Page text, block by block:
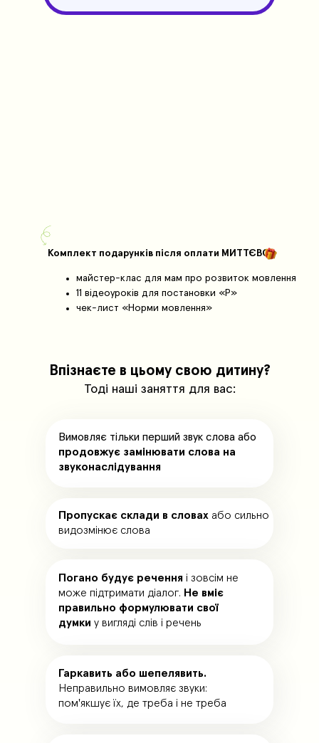
Комплект подарунків після оплати МИТТЄВО:
майстер-клас для мам про розвиток мовлення
11 відеоуроків для постановки «Р»
чек-лист «Норми мовлення»
Вимовляє тільки перший звук слова або
продовжує замінювати слова на
звуконаслідування
Пропускає склади в словах або сильно
видозмінює слова
Погано будує речення і зовсім не
може підтримати діалог. Не вміє
правильно формулювати свої
думки у вигляді слів і речень
Гаркавить або шепелявить.
Неправильно вимовляє звуки:
пом'якшує їх, де треба і не треба
Впізнаєте в цьому свою дитину?
Тоді наші заняття для вас: